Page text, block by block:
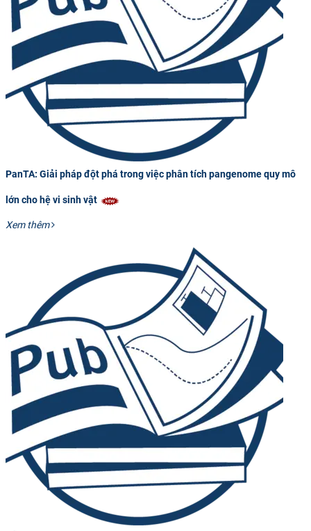
PanTA: Giải pháp đột phá trong việc phân tích pangenome quy mô
lớn cho hệ vi sinh vật
Xem thêm